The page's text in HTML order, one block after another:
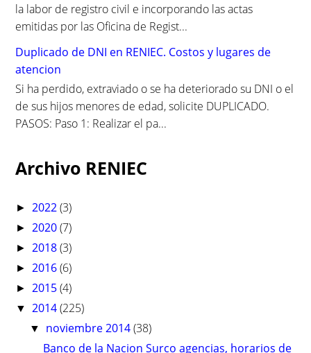
la labor de registro civil e incorporando las actas
emitidas por las Oficina de Regist...
Duplicado de DNI en RENIEC. Costos y lugares de
atencion
Si ha perdido, extraviado o se ha deteriorado su DNI o el
de sus hijos menores de edad, solicite DUPLICADO.
PASOS: Paso 1: Realizar el pa...
Archivo RENIEC
► 2022(3)
► 2020(7)
► 2018(3)
► 2016(6)
► 2015(4)
▼ 2014(225)
▼ noviembre 2014(38)
Banco de la Nacion Surco agencias, horarios de